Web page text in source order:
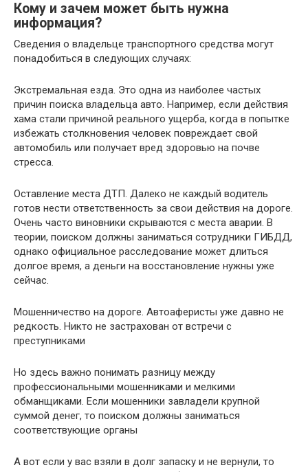
Кому и зачем может быть нужна
информация?
Сведения о владельце транспортного средства могут
понадобиться в следующих случаях:
Экстремальная езда. Это одна из наиболее частых
причин поиска владельца авто. Например, если действия
хама стали причиной реального ущерба, когда в попытке
избежать столкновения человек повреждает свой
автомобиль или получает вред здоровью на почве
стресса.
Оставление места ДТП. Далеко не каждый водитель
готов нести ответственность за свои действия на дороге.
Очень часто виновники скрываются с места аварии. В
теории, поиском должны заниматься сотрудники ГИБДД,
однако официальное расследование может длиться
долгое время, а деньги на восстановление нужны уже
сейчас.
Мошенничество на дороге. Автоаферисты уже давно не
редкость. Никто не застрахован от встречи с
преступниками
Но здесь важно понимать разницу между
профессиональными мошенниками и мелкими
обманщиками. Если мошенники завладели крупной
суммой денег, то поиском должны заниматься
соответствующие органы
А вот если у вас взяли в долг запаску и не вернули, то